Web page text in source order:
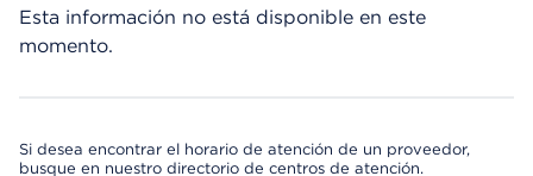
Esta información no está disponible en este
momento.
Si desea encontrar el horario de atención de un proveedor,
busque en nuestro directorio de centros de atención.